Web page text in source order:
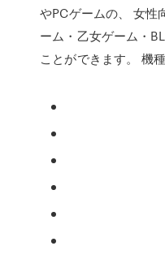
やPCゲームの、 女性
ーム・乙女ゲーム・
ことができます。 機